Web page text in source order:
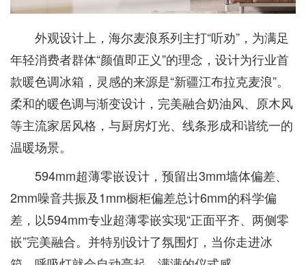
外观设计上，海尔麦浪系列主打“听劝”，为满足
年轻消费者群体“颜值即正义”的理念，设计为行业首
款暖色调冰箱，灵感的来源是“新疆江布拉克麦浪”。
柔和的暖色调与渐变设计，完美融合奶油风、原木风
等主流家居风格，与厨房灯光、线条形成和谐统一的
温暖场景。
594mm超薄零嵌设计，预留出3mm墙体偏差、
2mm噪音共振及1mm橱柜偏差总计6mm的科学偏
差，以594mm专业超薄零嵌实现“正面平齐、两侧零
嵌”完美融合。并特别设计了氛围灯，当你走进冰